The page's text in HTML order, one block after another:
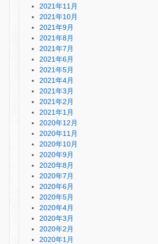
2021年11月
2021年10月
2021年9月
2021年8月
2021年7月
2021年6月
2021年5月
2021年4月
2021年3月
2021年2月
2021年1月
2020年12月
2020年11月
2020年10月
2020年9月
2020年8月
2020年7月
2020年6月
2020年5月
2020年4月
2020年3月
2020年2月
2020年1月